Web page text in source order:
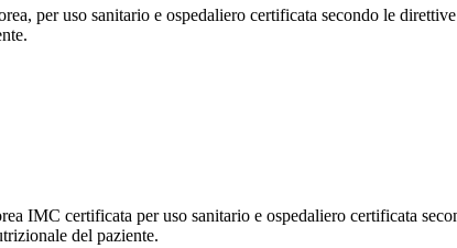
per uso sanitario e ospedaliero certificata secondo le
IMC certificata per uso sanitario e ospedaliero certificata
del paziente.